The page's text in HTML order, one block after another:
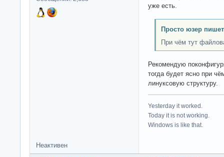
уже есть.
Просто юзер
При чём тут
Рекомендую
тогда будет ясно при
линуксовую структуру.
Yesterday it worked.
Today it is not working.
Windows is like that.
Неактивен